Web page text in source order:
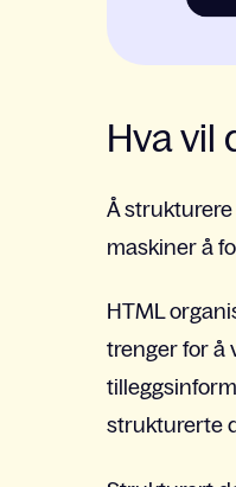
Hva vil
Å
maskiner å
HTML
trenger for å
strukturerte